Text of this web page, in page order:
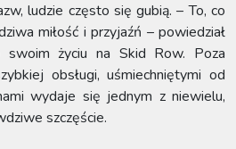
ludzie często się gubią. – To, co
miłość i przyjaźń – powiedział
swoim życiu na Skid Row. Poza
obsługi, uśmiechniętymi od
wydaje się jednym z niewielu,
szczęście.